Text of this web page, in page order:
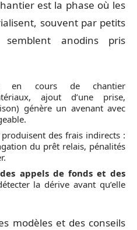
est la phase où les
souvent par petits
anodins pris
en cours de chantier
ajout d’une prise,
génère un avenant avec
des frais indirects :
du prêt relais, pénalités
appels de fonds et des
la dérive avant qu’elle
modèles et des conseils